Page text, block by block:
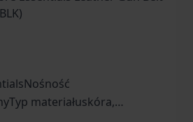
materiałuskóra,